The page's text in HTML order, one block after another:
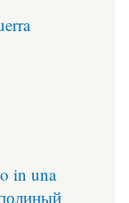
in una